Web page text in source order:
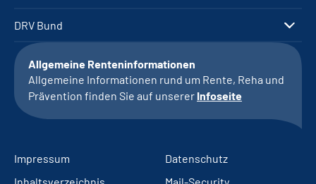
DRV Bund
Allgemeine Renteninformationen
Allgemeine Informationen rund um Rente, Reha und
Prävention finden Sie auf unserer Infoseite
Impressum
Datenschutz